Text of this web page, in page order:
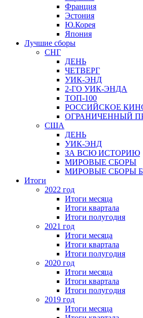
Франция
Эстония
Ю.Корея
Япония
Лучшие сборы
СНГ
ДЕНЬ
ЧЕТВЕРГ
УИК-ЭНД
2-ГО УИК-ЭНДА
ТОП-100
РОССИЙСКОЕ
ОГРАНИЧЕННЫЙ
США
ДЕНЬ
УИК-ЭНД
ЗА ВСЮ ИСТОРИЮ
МИРОВЫЕ СБОРЫ
МИРОВЫЕ СБОРЫ
Итоги
2022 год
Итоги месяца
Итоги квартала
Итоги полугодия
2021 год
Итоги месяца
Итоги квартала
Итоги полугодия
2020 год
Итоги месяца
Итоги квартала
Итоги полугодия
2019 год
Итоги месяца